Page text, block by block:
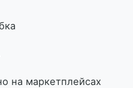
на маркетплейсах